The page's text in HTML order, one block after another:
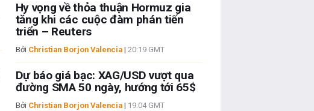
Hy vọng về thỏa thuận Hormuz gia
tăng khi các cuộc đàm phán tiến
triển – Reuters
Bởi Christian Borjon Valencia| 20:19 GMT
Dự báo giá bạc: XAG/USD vượt qua
đường SMA 50 ngày, hướng tới 65$
Bởi Christian Borjon Valencia| 19:04 GMT